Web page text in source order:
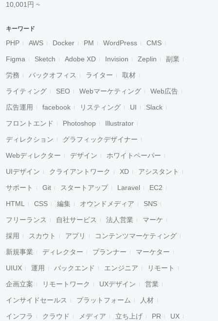
10,001円 ~
キーワード
PHP AWS Docker PM WordPress CMS
Figma Sketch Adobe XD Invision Zeplin 副業
労務 バックオフィス ライター 取材
ライティング SEO Webマーケティング Web広告
広告運用 facebook リスティング UI Slack
フロントエンド Photoshop Illustrator
ディレクション グラフィックデザイナー
Webディレクター デザイン ホワイトペーパー
UIデザイン クライアントワーク XD アシスタント
サポート Git スタートアップ Laravel EC2
HTML CSS 編集 オウンドメディア SNS
フリーランス 自社サービス 法人営業 マーケ
採用 スカウト アプリ コンテンツマーケティング
新規事業 ディレクター プランナー マーケター
UIUX 運用 バックエンド エンジニア リモート
企画立案 リモートワーク UXデザイン 営業
インサイドセールス プラットフォーム 人材
インフラ クラウド メディア 立ち上げ PR UX